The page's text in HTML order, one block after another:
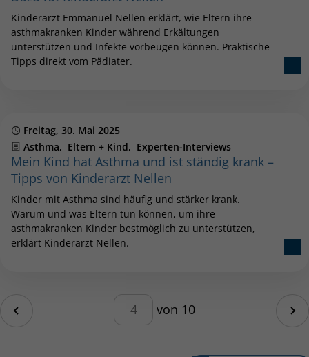
Kinderarzt Emmanuel Nellen erklärt, wie Eltern ihre
asthmakranken Kinder während Erkältungen
unterstützen und Infekte vorbeugen können. Praktische
Tipps direkt vom Pädiater.
Publiziert
Freitag, 30. Mai 2025
Kategorien
Asthma Eltern + Kind Experten-Interviews
Mein Kind hat Asthma und ist ständig krank –
Tipps von Kinderarzt Nellen
Kinder mit Asthma sind häufig und stärker krank.
Warum und was Eltern tun können, um ihre
asthmakranken Kinder bestmöglich zu unterstützen,
erklärt Kinderarzt Nellen.
Blätterfunktion – geben Sie eine
von 10